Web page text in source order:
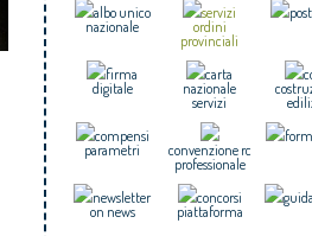
albo unico
nazionale
servizi
ordini
provinciali
firma
digitale
carta
nazionale
servizi
compensi
parametri
convenzione rc
professionale
newsletter
on news
concorsi
piattaforma